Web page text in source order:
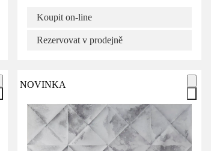
Koupit on-line
Rezervovat v prodejně
NOVINKA